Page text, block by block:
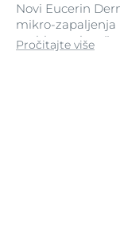
Novi Eucerin
mikro-zapaljenja
problema, kao
osetljiva koža
ravnotežu koži
Pročitajte više